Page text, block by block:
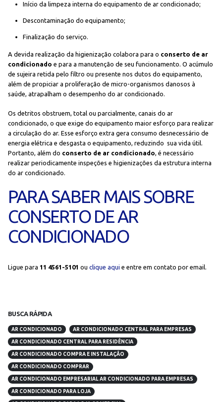
Início da limpeza interna do equipamento de ar condicionado;
Descontaminação do equipamento;
Finalização do serviço.
A devida realização da higienização colabora para o conserto de ar
condicionado e para a manutenção de seu funcionamento. O acúmulo
de sujeira retida pelo filtro ou presente nos dutos do equipamento,
além de propiciar a proliferação de micro-organismos danosos à
saúde, atrapalham o desempenho do ar condicionado.
Os detritos obstruem, total ou parcialmente, canais do ar
condicionado, o que exige do equipamento maior esforço para realizar
a circulação do ar. Esse esforço extra gera consumo desnecessário de
energia elétrica e desgasta o equipamento, reduzindo sua vida útil.
Portanto, além do conserto de ar condicionado , é necessário
realizar periodicamente inspeções e higienizações da estrutura interna
do ar condicionado.
PARA SABER MAIS SOBRE
CONSERTO DE AR
CONDICIONADO
Ligue para 11 4561-5101 ou clique aqui e entre em contato por email.
BUSCA RÁPIDA
AR CONDICIONADO AR CONDICIONADO CENTRAL PARA EMPRESAS
AR CONDICIONADO CENTRAL PARA RESIDÊNCIA
AR CONDICIONADO COMPRA E INSTALAÇÃO
AR CONDICIONADO COMPRAR
AR CONDICIONADO EMPRESARIAL AR CONDICIONADO PARA EMPRESAS
AR CONDICIONADO PARA LOJA